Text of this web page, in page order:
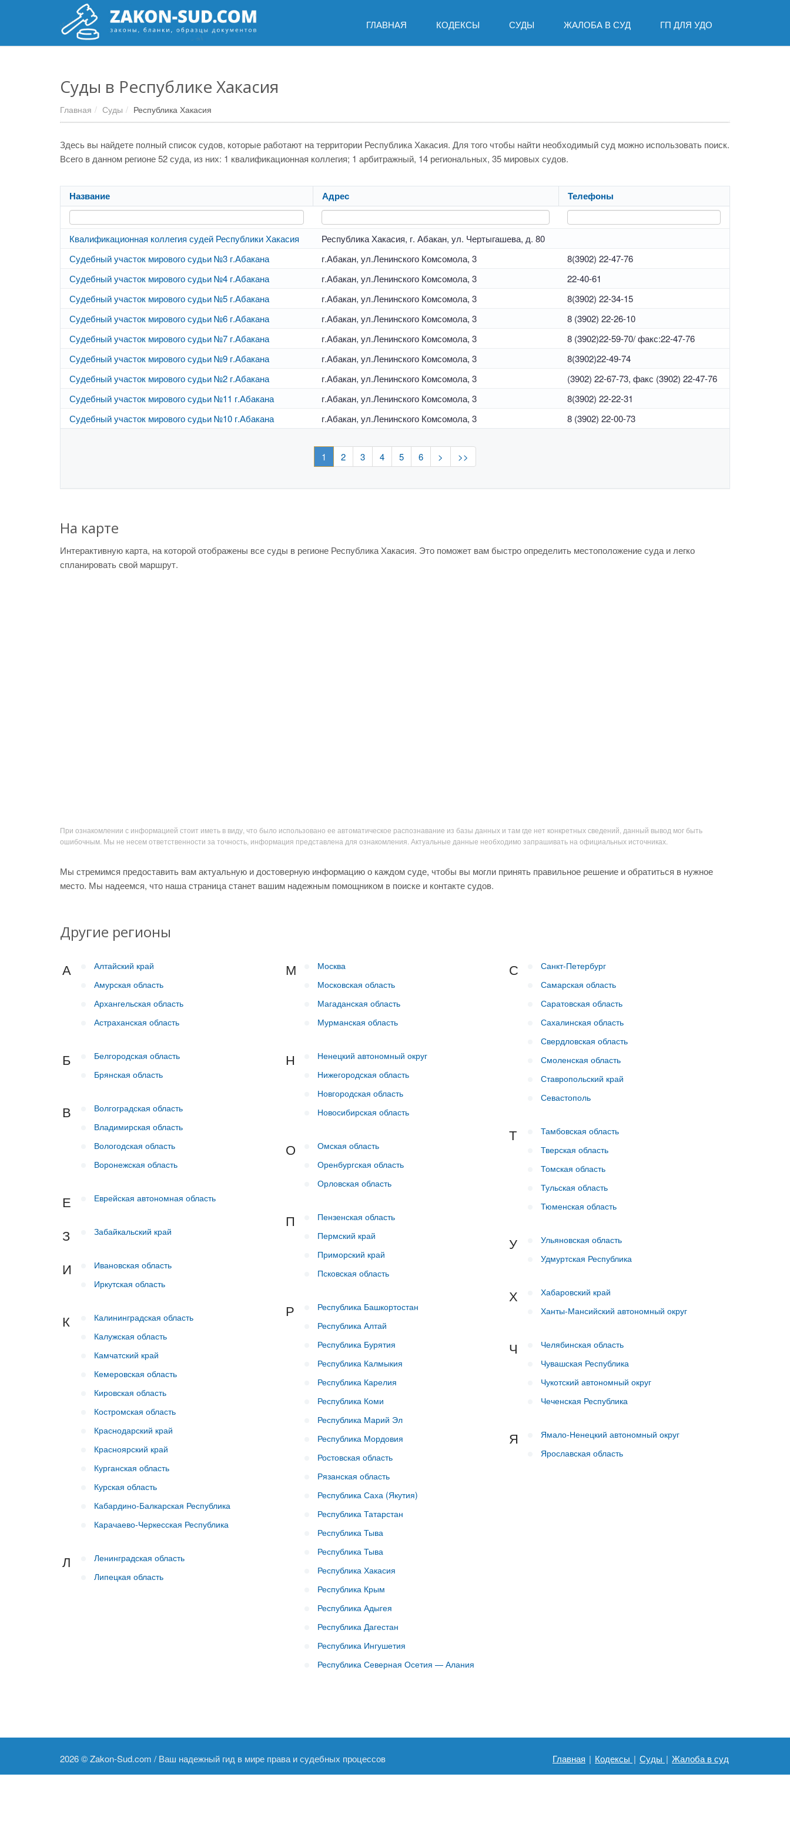
ГЛАВНАЯ КОДЕКСЫ СУДЫ ЖАЛОБА В СУД ГП ДЛЯ УДО
Суды в Республике Хакасия
Главная Суды Республика Хакасия
Здесь вы найдете полный список судов, которые работают на территории Республика Хакасия. Для того чтобы найти необходимый суд можно использовать поиск.
Всего в данном регионе 52 суда, из них: 1 квалификационная коллегия; 1 арбитражный, 14 региональных, 35 мировых судов.
Название Адрес Телефоны
Квалификационная коллегия судей Республики Хакасия
Республика Хакасия, г. Абакан, ул. Чертыгашева, д. 80
Судебный участок мирового судьи №3 г.Абакана
г.Абакан, ул.Ленинского Комсомола, 3
8(3902) 22-47-76
Судебный участок мирового судьи №4 г.Абакана
г.Абакан, ул.Ленинского Комсомола, 3
22-40-61
Судебный участок мирового судьи №5 г.Абакана
г.Абакан, ул.Ленинского Комсомола, 3
8(3902) 22-34-15
Судебный участок мирового судьи №6 г.Абакана
г.Абакан, ул.Ленинского Комсомола, 3
8 (3902) 22-26-10
Судебный участок мирового судьи №7 г.Абакана
г.Абакан, ул.Ленинского Комсомола, 3
8 (3902)22-59-70/ факс:22-47-76
Судебный участок мирового судьи №9 г.Абакана
г.Абакан, ул.Ленинского Комсомола, 3
8(3902)22-49-74
Судебный участок мирового судьи №2 г.Абакана
г.Абакан, ул.Ленинского Комсомола, 3
(3902) 22-67-73, факс (3902) 22-47-76
Судебный участок мирового судьи №11 г.Абакана
г.Абакан, ул.Ленинского Комсомола, 3
8(3902) 22-22-31
Судебный участок мирового судьи №10 г.Абакана
г.Абакан, ул.Ленинского Комсомола, 3 8 (3902) 22-00-73
1 2 3 4 5 6 > >>
На карте
Интерактивную карта, на которой отображены все суды в регионе Республика Хакасия. Это поможет вам быстро определить местоположение суда и легко
спланировать свой маршрут.
При ознакомлении с информацией стоит иметь в виду, что было использовано ее автоматическое распознавание из базы данных и там где нет конкретных сведений, данный вывод мог быть
ошибочным. Мы не несем ответственности за точность, информация представлена для ознакомления. Актуальные данные необходимо запрашивать на официальных источниках.
Мы стремимся предоставить вам актуальную и достоверную информацию о каждом суде, чтобы вы могли принять правильное решение и обратиться в нужное
место. Мы надеемся, что наша страница станет вашим надежным помощником в поиске и контакте судов.
Другие регионы
А
Алтайский край
Амурская область
Архангельская область
Астраханская область
Б
Белгородская область
Брянская область
В
Волгоградская область
Владимирская область
Вологодская область
Воронежская область
Е Еврейская автономная область
З Забайкальский край
И
Ивановская область
Иркутская область
К
Калининградская область
Калужская область
Камчатский край
Кемеровская область
Кировская область
Костромская область
Краснодарский край
Красноярский край
Курганская область
Курская область
Кабардино-Балкарская Республика
Карачаево-Черкесская Республика
Л
Ленинградская область
Липецкая область
М
Москва
Московская область
Магаданская область
Мурманская область
Н
Ненецкий автономный округ
Нижегородская область
Новгородская область
Новосибирская область
О
Омская область
Оренбургская область
Орловская область
П
Пензенская область
Пермский край
Приморский край
Псковская область
Р
Республика Башкортостан
Республика Алтай
Республика Бурятия
Республика Калмыкия
Республика Карелия
Республика Коми
Республика Марий Эл
Республика Мордовия
Ростовская область
Рязанская область
Республика Саха (Якутия)
Республика Татарстан
Республика Тыва
Республика Тыва
Республика Хакасия
Республика Крым
Республика Адыгея
Республика Дагестан
Республика Ингушетия
Республика Северная Осетия — Алания
С
Санкт-Петербург
Самарская область
Саратовская область
Сахалинская область
Свердловская область
Смоленская область
Ставропольский край
Севастополь
Т
Тамбовская область
Тверская область
Томская область
Тульская область
Тюменская область
У
Ульяновская область
Удмуртская Республика
Х
Хабаровский край
Ханты-Мансийский автономный округ
Ч
Челябинская область
Чувашская Республика
Чукотский автономный округ
Чеченская Республика
Я
Ямало-Ненецкий автономный округ
Ярославская область
2026 ©Zakon-Sud.com / Ваш надежный гид в мире права и судебных процессов Главная | Кодексы | Суды | Жалоба в суд